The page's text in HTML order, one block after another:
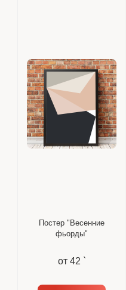
Постер "Весенние
фьорды"
от 42 `